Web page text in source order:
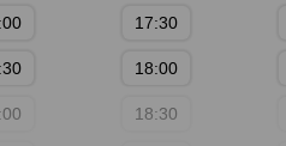
17:30
18:00
18:30